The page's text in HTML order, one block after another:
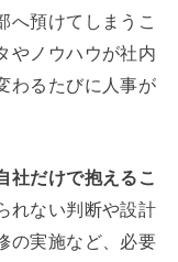
へ預けてしまうこ
やノウハウが社内
わるたびに人事が
社だけで抱えるこ
れない判断や設計
の実施など、必要